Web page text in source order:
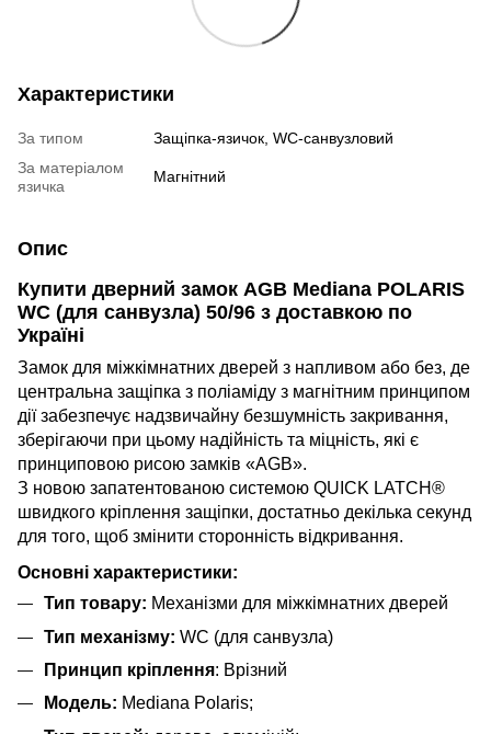
Характеристики
За типом
Защіпка-язичок, WC-санвузловий
За матеріалом
язичка
Магнітний
Опис
Купити дверний замок AGB Mediana POLARIS
WC (для санвузла) 50/96 з доставкою по
Україні
Замок для міжкімнатних дверей з напливом або без, де
центральна защіпка з поліаміду з магнітним принципом
дії забезпечує надзвичайну безшумність закривання,
зберігаючи при цьому надійність та міцність, які є
принциповою рисою замків «AGB».
З новою запатентованою системою QUICK LATCH®
швидкого кріплення защіпки, достатньо декілька секунд
для того, щоб змінити сторонність відкривання.
Основні характеристики:
Тип товару: Механізми для міжкімнатних дверей
Тип механізму: WC (для санвузла)
Принцип кріплення: Врізний
Модель: Mediana Polaris;